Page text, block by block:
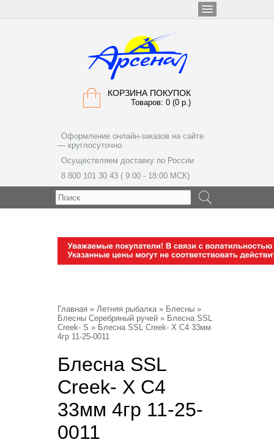
КОРЗИНА ПОКУПОК
Товаров: 0 (0 р.)
Оформление онлайн-заказов на сайте
— круглосуточно
Осуществляем доставку по России
8 800 101 30 43 ( 9:00 - 18:00 МСК)
Главная » Летняя рыбалка» Блесны »
Блесны Серебряный ручей » Блесна SSL
Creek- S » Блесна SSL Creek- X C4 33мм
4гр 11-25-0011
Блесна SSL
Creek- X C4
33мм 4гр 11-25-
0011